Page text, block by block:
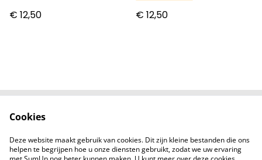
€ 12,50 € 12,50
Privacybeleid
Cookiebeleid
Nieuwsberichten
Cookies
Deze website maakt gebruik van cookies. Dit zijn kleine bestanden die ons
helpen te begrijpen hoe u onze diensten gebruikt, zodat we uw ervaring